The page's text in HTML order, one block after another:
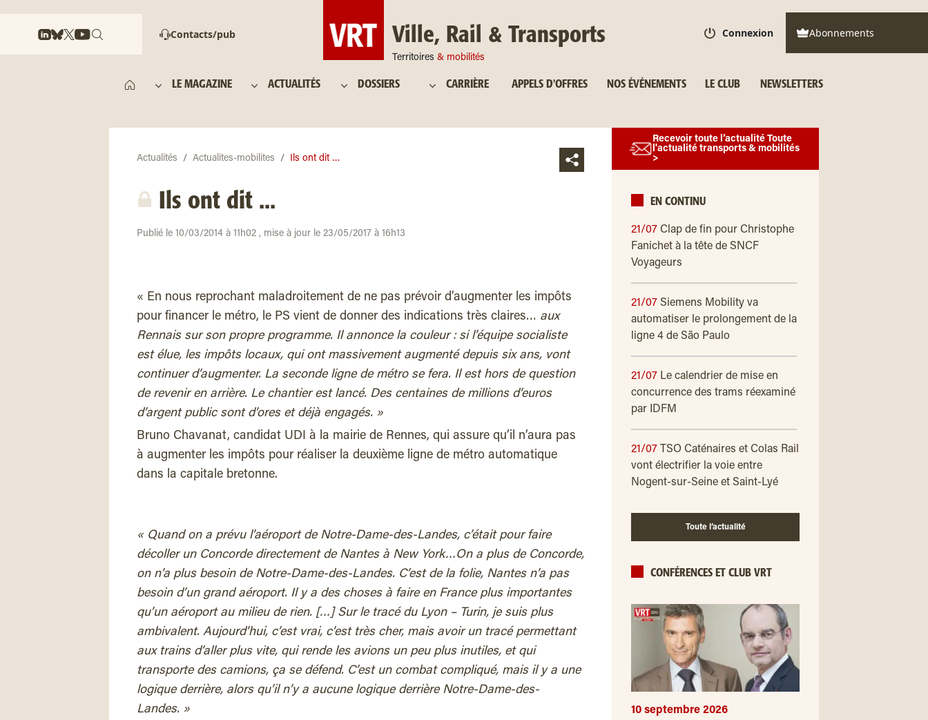
Contacts/pub Ville, Rail & Transports
Territoires & mobilités
Connexion Abonnements
LE MAGAZINE ACTUALITÉS DOSSIERS CARRIÈRE APPELS D'OFFRES NOS ÉVÉNEMENTS LE CLUB NEWSLETTERS
Actualités Actualites-mobilites Ils ont dit …
Ils ont dit ...
Publié le 10/03/2014 à 11h02 , mise à jour le 23/05/2017 à 16h13
« En nous reprochant maladroitement de ne pas prévoir d’augmenter les impôts
pour financer le métro, le PS vient de donner des indications très claires… aux
Rennais sur son propre programme. Il annonce la couleur : si l’équipe socialiste
est élue, les impôts locaux, qui ont massivement augmenté depuis six ans, vont
continuer d’augmenter. La seconde ligne de métro se fera. Il est hors de question
de revenir en arrière. Le chantier est lancé. Des centaines de millions d’euros
d’argent public sont d’ores et déjà engagés. »
Bruno Chavanat, candidat UDI à la mairie de Rennes, qui assure qu’il n’aura pas
à augmenter les impôts pour réaliser la deuxième ligne de métro automatique
dans la capitale bretonne.
« Quand on a prévu l’aéroport de Notre-Dame-des-Landes, c’était pour faire
décoller un Concorde directement de Nantes à New York…On a plus de Concorde,
on n’a plus besoin de Notre-Dame-des-Landes. C’est de la folie, Nantes n’a pas
besoin d’un grand aéroport. Il y a des choses à faire en France plus importantes
qu’un aéroport au milieu de rien. […] Sur le tracé du Lyon – Turin, je suis plus
ambivalent. Aujourd’hui, c’est vrai, c’est très cher, mais avoir un tracé permettant
aux trains d’aller plus vite, qui rende les avions un peu plus inutiles, et qui
transporte des camions, ça se défend. C’est un combat compliqué, mais il y a une
logique derrière, alors qu’il n’y a aucune logique derrière Notre-Dame-des-
Landes. »
Recevoir toute l’actualité Toute
l'actualité transports & mobilités
>
EN CONTINU
21/07 Clap de fin pour Christophe
Fanichet à la tête de SNCF
Voyageurs
21/07 Siemens Mobility va
automatiser le prolongement de la
ligne 4 de São Paulo
21/07 Le calendrier de mise en
concurrence des trams réexaminé
par IDFM
21/07
TSO Caténaires et Colas Rail
vont électrifier la voie entre
Nogent-sur-Seine et Saint-Lyé
Toute l’actualité
CONFÉRENCES ET CLUB VRT
10 septembre 2026